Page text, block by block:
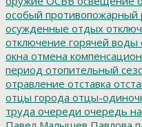
особый противопожарный
осужденные отдых
отключение горячей воды
окна отмена
период отопительный
отравление отставка
отцы города отцы-
труда очереди очередь